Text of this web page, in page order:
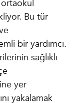
Bu tür
bir yardımcı.
sağlıklı
yer
yakalamak